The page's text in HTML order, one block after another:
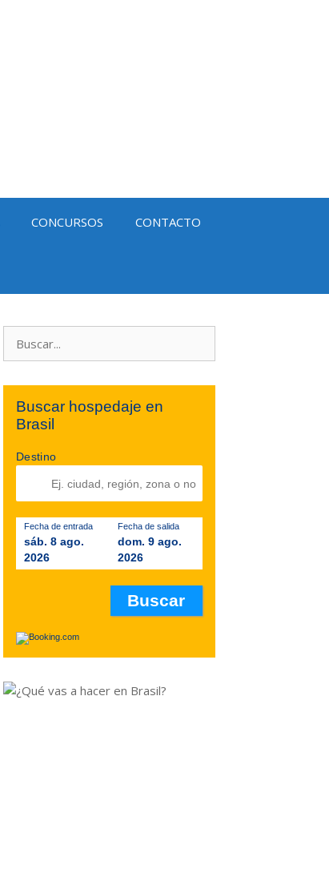
CONCURSOS CONTACTO
Buscar hospedaje en
Brasil
Destino
Fecha de entrada
sáb. 8 ago.
2026
Fecha de salida
dom. 9 ago.
2026